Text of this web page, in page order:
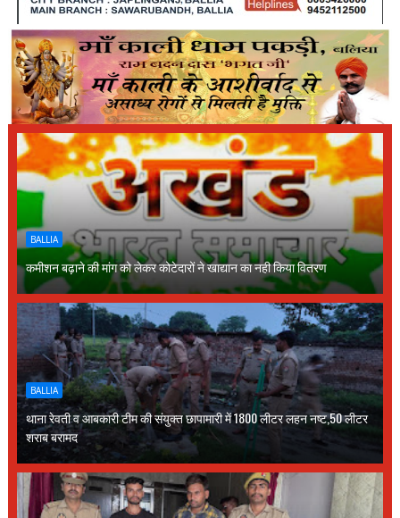
BALLIA
कमीशन बढ़ाने की मांग को लेकर कोटेदारों ने खाद्यान का नही किया वितरण
BALLIA
थाना रेवती व आबकारी टीम की संयुक्त छापामारी में 1800 लीटर लहन नष्ट,50 लीटर
शराब बरामद